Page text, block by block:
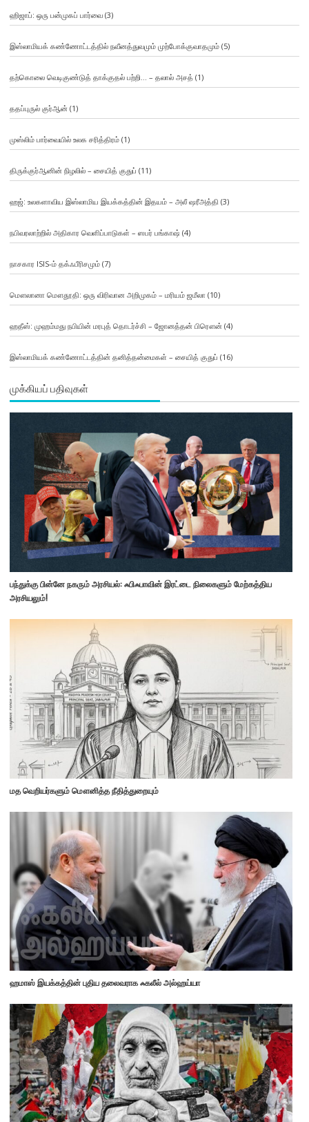
ஹிஜாப்: ஒரு பன்முகப் பார்வை(3)
இஸ்லாமியக் கண்ணோட்டத்தில் நவீனத்துவமும் முற்போக்குவாதமும்(5)
தற்கொலை வெடிகுண்டுத் தாக்குதல் பற்றி… – தலால் அசத் (1)
ததப்புருல் குர்ஆன் (1)
முஸ்லிம் பார்வையில் உலக சரித்திரம்(1)
திருக்குர்ஆனின் நிழலில் – சையித் குதுப் (11)
ஹஜ்: உலகளாவிய இஸ்லாமிய இயக்கத்தின் இதயம் – அலீ ஷரீஅத்தி (3)
நபிவரலாற்றில் அதிகார வெளிப்பாடுகள் – ஸபர் பங்காஷ் (4)
நாசகார ISIS-ம் தக்ஃபீரிசமும்(7)
மௌலானா மௌதூதி: ஒரு விரிவான அறிமுகம் – மரியம் ஜமீலா (10)
ஹதீஸ்: முஹம்மது நபியின் மரபுத் தொடர்ச்சி – ஜோனத்தன் பிரௌன் (4)
இஸ்லாமியக் கண்ணோட்டத்தின் தனித்தன்மைகள் – சையித் குதுப் (16)
முக்கியப் பதிவுகள்
பந்துக்கு பின்னே நகரும் அரசியல்: ஃபிஃபாவின் இரட்டை நிலைகளும் மேற்கத்திய
அரசியலும்!
மத வெறியர்களும் மௌனித்த நீதித்துறையும்
ஹமாஸ் இயக்கத்தின் புதிய தலைவராக ஃகலீல் அல்ஹய்யா